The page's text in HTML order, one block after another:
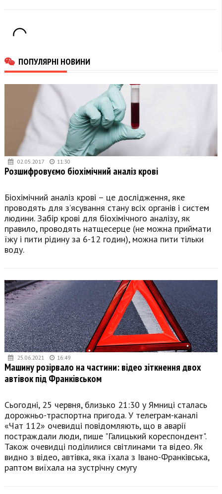
ПОПУЛЯРНІ НОВИНИ
02.05.2017 11:30
Розшифровуємо біохімічний аналіз крові
Біохімічний аналіз крові – це дослідження, яке
проводять для з’ясування стану всіх органів і систем
людини. Забір крові для біохімічного аналізу, як
правило, проводять натщесерце (не можна приймати
їжу і пити рідину за 6-12 годин), можна пити тільки
воду.
25.06.2021 16:49
Машину розірвало на частини: відео зіткнення двох
автівок під Франківськом
Сьогодні, 25 червня, близько 21:30 у Ямниці сталась
дорожньо-траспортна пригода. У телеграм-каналі
«Чат 112» очевидці повідомляють, що в аварії
постраждали люди, пише "Галицький кореспондент".
Також очевидці поділилися світлинами та відео. Як
видно з відео, автівка, яка їхала з Івано-Франківська,
раптом виїхала на зустрічну смугу